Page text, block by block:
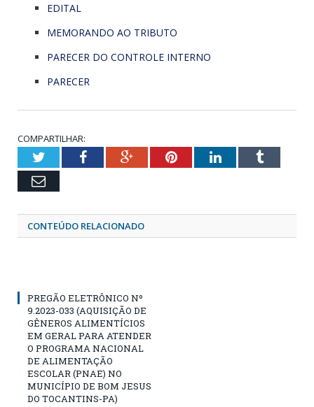
EDITAL
MEMORANDO AO TRIBUTO
PARECER DO CONTROLE INTERNO
PARECER
COMPARTILHAR:
TwitterFacebookGoogle+PinterestLinkedInTumblr
Email
CONTEÚDO RELACIONADO
PREGÃO ELETRÔNICO Nº
9.2023-033 (AQUISIÇÃO DE
GÊNEROS ALIMENTÍCIOS
EM GERAL PARA ATENDER
O PROGRAMA NACIONAL
DE ALIMENTAÇÃO
ESCOLAR (PNAE) NO
MUNICÍPIO DE BOM JESUS
DO TOCANTINS-PA)